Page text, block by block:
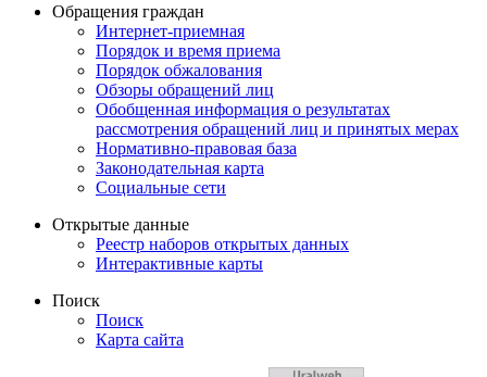
Обращения граждан
Интернет-приемная
Порядок и время приема
Порядок обжалования
Обзоры обращений лиц
Обобщенная информация о результатах
рассмотрения обращений лиц и принятых мерах
Нормативно-правовая база
Законодательная карта
Социальные сети
Открытые данные
Реестр наборов открытых данных
Интерактивные карты
Поиск
Поиск
Карта сайта